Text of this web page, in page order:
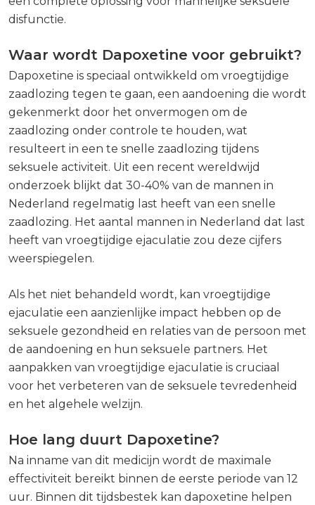
disfunctie.
Waar wordt Dapoxetine voor gebruikt?
Dapoxetine is speciaal ontwikkeld om vroegtijdige
zaadlozing tegen te gaan, een aandoening die wordt
gekenmerkt door het onvermogen om de
zaadlozing onder controle te houden, wat
resulteert in een te snelle zaadlozing tijdens
seksuele activiteit. Uit een recent wereldwijd
onderzoek blijkt dat 30-40% van de mannen in
Nederland regelmatig last heeft van een snelle
zaadlozing. Het aantal mannen in Nederland dat last
heeft van vroegtijdige ejaculatie zou deze cijfers
weerspiegelen.
Als het niet behandeld wordt, kan vroegtijdige
ejaculatie een aanzienlijke impact hebben op de
seksuele gezondheid en relaties van de persoon met
de aandoening en hun seksuele partners. Het
aanpakken van vroegtijdige ejaculatie is cruciaal
voor het verbeteren van de seksuele tevredenheid
en het algehele welzijn.
Hoe lang duurt Dapoxetine?
Na inname van dit medicijn wordt de maximale
effectiviteit bereikt binnen de eerste periode van 12
uur. Binnen dit tijdsbestek kan dapoxetine helpen